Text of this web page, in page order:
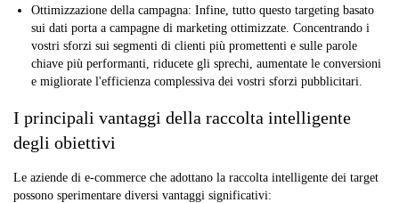
Ottimizzazione della campagna: Infine, tutto questo targeting basato
sui dati porta a campagne di marketing ottimizzate. Concentrando i
vostri sforzi sui segmenti di clienti più promettenti e sulle parole
chiave più performanti, riducete gli sprechi, aumentate le conversioni
e migliorate l'efficienza complessiva dei vostri sforzi pubblicitari.
I principali vantaggi della raccolta intelligente
degli obiettivi
Le aziende di e-commerce che adottano la raccolta intelligente dei target
possono sperimentare diversi vantaggi significativi: